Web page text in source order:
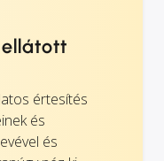
értesítés
és
és